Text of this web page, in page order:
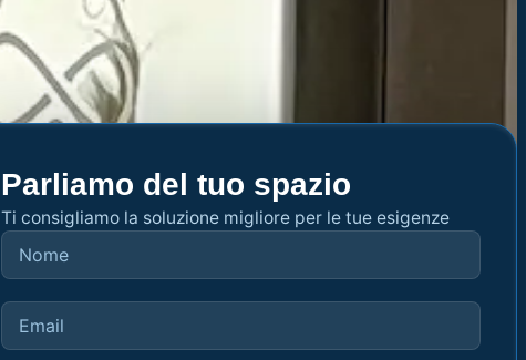
Parliamo del tuo spazio
Ti consigliamo la soluzione migliore per le tue esigenze